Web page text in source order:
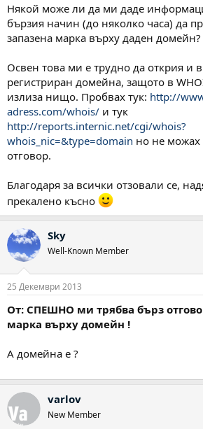
Някой може ли да ми даде
бързия начин (до няколко часа) да
запазена марка върху даден домейн?
Освен това ми е трудно да открия и
регистриран домейна, защото в
излиза нищо. Пробвах тук: http://
adress.com/whois/ и тук
http://reports.internic.net/cgi/whois?
whois_nic=&type=domain но не можах
отговор.
Благодаря за всички отзовали се,
прекалено късно
Sky
Well-Known Member
25 Декември 2013
От: СПЕШНО ми трябва бърз
марка върху домейн !
А домейна е ?
varlov
New Member